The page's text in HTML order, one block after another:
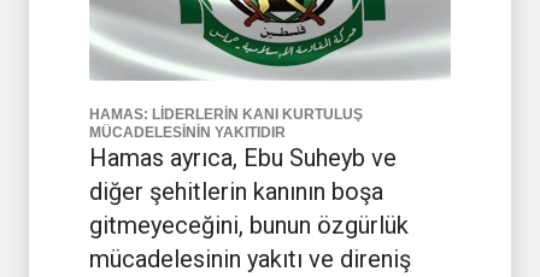
HAMAS: LİDERLERİN KANI KURTULUŞ
MÜCADELESİNİN YAKITIDIR
Hamas ayrıca, Ebu Suheyb ve
diğer şehitlerin kanının boşa
gitmeyeceğini, bunun özgürlük
mücadelesinin yakıtı ve direniş